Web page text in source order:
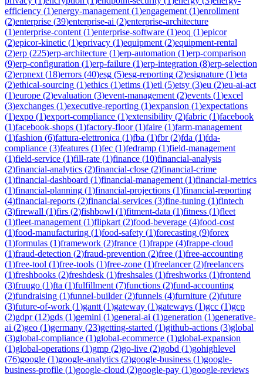
efficiency (1)energy-management (1)engagement (1)enrollment
(2)enterprise (39)enterprise-ai (2)enterprise-architecture
(1)enterprise-content (1)enterprise-software (1)eoq (1)epicor
(2)epicor-kinetic (1)eprivacy (1)equipment (2)equipment-rental
(2)erp (225)erp-architecture (1)erp-automation (1)erp-comparison
(9)erp-configuration (1)erp-failure (1)erp-integration (8)erp-selection
(2)erpnext (18)errors (40)esg (5)esg-reporting (2)esignature (1)eta
(2)ethical-sourcing (1)ethics (1)etims (1)etl (5)etsy (3)eu (2)eu-ai-act
(1)europe (2)evaluation (3)event-management (2)events (1)excel
(3)exchanges (1)executive-reporting (1)expansion (1)expectations
(1)expo (1)export-compliance (1)extensibility (2)fabric (1)facebook
(1)facebook-shops (1)factory-floor(1)faire (1)farm-management
(1)fashion (6)fattura-elettronica (1)fba (1)fbr(2)fda (1)fda-
compliance (3)features (1)fec (1)fedramp (1)field-management
(1)field-service (1)fill-rate (1)finance (10)financial-analysis
(2)financial-analytics (2)financial-close (2)financial-crime
(1)financial-dashboard (1)financial-management (1)financial-metrics
(1)financial-planning (1)financial-projections (1)financial-reporting
(4)financial-reports (2)financial-services (3)fine-tuning (1)fintech
(3)firewall (1)firs (2)fishbowl (1)fitment-data (1)fitness (1)fleet
(1)fleet-management (1)flipkart (2)food-beverage (4)food-cost
(1)food-manufacturing (1)food-safety (1)forecasting (9)forex
(1)formulas (1)framework (2)france (1)frappe (4)frappe-cloud
(1)fraud-detection (2)fraud-prevention (2)free (1)free-accounting
(1)free-tool (1)free-tools (1)free-zone (1)freelancer(2)freelancers
(1)freshbooks (2)freshdesk (1)freshsales (1)freshworks (1)frontend
(3)fruugo (1)fta (1)fulfillment (7)functions (2)fund-accounting
(2)fundraising (1)funnel-builder(2)funnels (4)furniture (2)future
(3)future-of-work (1)gantt (1)gateway (1)gateways (1)gcc (1)gcp
(2)gdpr(12)gds (1)gemini (1)general-ai (1)generation (1)generative-
ai (2)geo (1)germany (23)getting-started (1)github-actions (3)global
(3)global-compliance (1)global-ecommerce (1)global-expansion
(1)global-operations (1)gmp (2)go-live (2)gobd (1)gohighlevel
(76)google (1)google-analytics (2)google-business (1)google-
business-profile (1)google-cloud (2)google-pay (1)google-reviews